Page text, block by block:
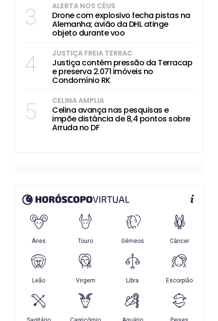
3 ALERTA NOS CÉUS
Drone com explosivo fecha pistas na
Alemanha; avião da DHL atinge
objeto durante voo
4 JUSTIÇA FREIA TERRAC
Justiça contém pressão da Terracap
e preserva 2.071 imóveis no
Condomínio RK
5 CELINA AMPLIA
Celina avança nas pesquisas e
impõe distância de 8,4 pontos sobre
Arruda no DF